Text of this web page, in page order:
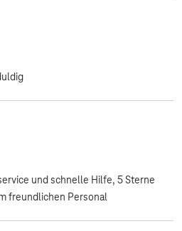
und schnelle Hilfe, 5 Sterne
freundlichen Personal